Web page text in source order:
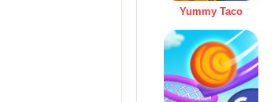
Yummy Taco